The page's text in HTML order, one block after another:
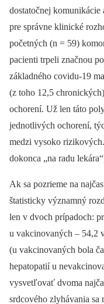
dostatočnej
pre správne klinické
početných (n = 59)
pacienti trpeli značnou
základného covidu-19
(z toho 12,5
ochorení. Už len táto
jednotlivých ochorení,
medzi vysoko
dokonca „na radu
Ak sa pozrieme na
štatisticky významný
len v dvoch prípadoch:
u vakcinovaných –⁠ 54,2
(u vakcinovaných bola
hepatopatií u
vysvetľovať dvoma
srdcového zlyhávania